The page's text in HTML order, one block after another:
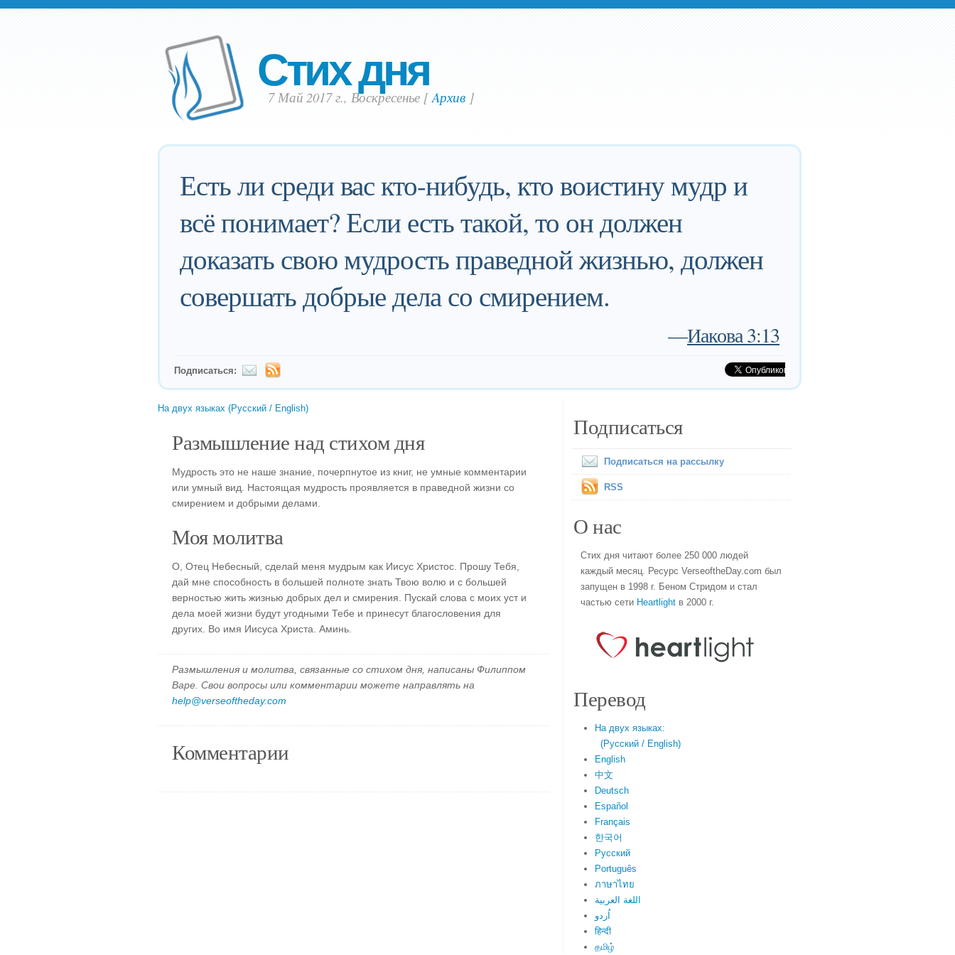
Стих дня
7 Май 2017 г., Воскресенье [Aрхив]
Есть ли среди вас кто-нибудь, кто воистину мудр и
всё понимает? Если есть такой, то он должен
доказать свою мудрость праведной жизнью, должен
совершать добрые дела со смирением.
—Иакова 3:13
Подписаться:
На двух языках (Русский / English)
Размышление над стихом дня
Мудрость это не наше знание, почерпнутое из книг, не умные комментарии
или умный вид. Настоящая мудрость проявляется в праведной жизни со
смирением и добрыми делами.
Моя молитва
О, Отец Небесный, сделай меня мудрым как Иисус Христос. Прошу Тебя,
дай мне способность в большей полноте знать Твою волю и с большей
верностью жить жизнью добрых дел и смирения. Пускай слова с моих уст и
дела моей жизни будут угодными Тебе и принесут благословения для
других. Во имя Иисуса Христа. Аминь.
Размышления и молитва, связанные со стихом дня, написаны Филиппом
Варе. Свои вопросы или комментарии можете направлять на
help@verseoftheday.com
Комментарии
Подписаться
Подписаться на рассылку
RSS
О нас
Стих дня читают более 250 000 людей
каждый месяц. Ресурс VerseoftheDay.com был
запущен в 1998 г. Беном Стридом и стал
частью сети Heartlight в 2000 г.
Перевод
На двух языках:
(Русский / English)
English
中文
Deutsch
Español
Français
한국어
Русский
Português
ภาษาไทย
اللغة العربية
اُردو
हिन्दी
தமிழ்